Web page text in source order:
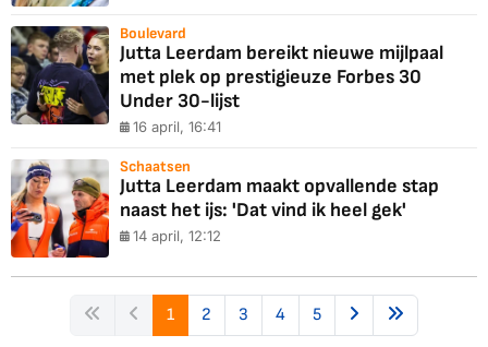
Boulevard
Jutta Leerdam bereikt nieuwe mijlpaal
met plek op prestigieuze Forbes 30
Under 30-lijst
16 april, 16:41
Schaatsen
Jutta Leerdam maakt opvallende stap
naast het ijs: 'Dat vind ik heel gek'
14 april, 12:12
1 2 3 4 5